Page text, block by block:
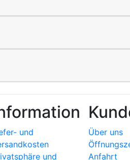
und
und
Über uns
Anfahrt